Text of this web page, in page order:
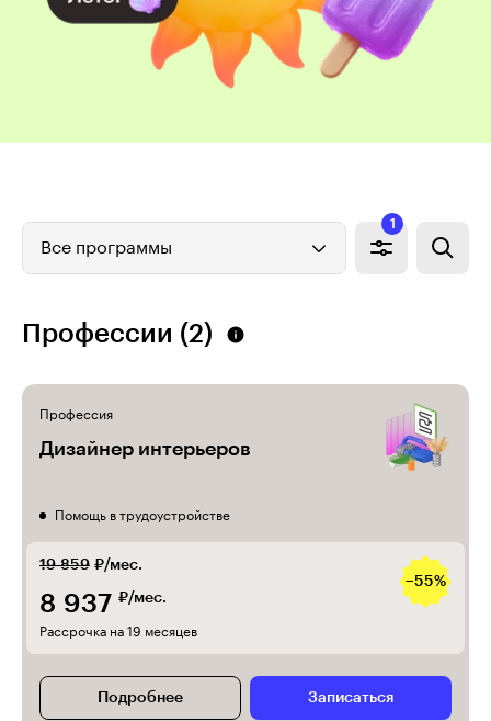
Все программы
1
Профессии (2)
Профессия
Дизайнер интерьеров
Помощь в трудоустройстве
19 859 ₽/мес.
−55%
8 937 ₽/мес.
Рассрочка на 19 месяцев
Подробнее Записаться